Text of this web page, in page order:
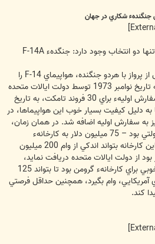
نيكسون به شاه پيشنهاد كرد كه تنها دو انتخاب وجود دارد: جنگدهء F-14A
به تاريخ آگوست 1973، شاه پس از پرواز با هردو جنگنده، هواپيماي F-14 را
برگزيد و فروش اين هواپيماها، به تاريخ نوامبر 1973 توسط دولت ايالات متحده
به ايران، مورد تاييد قرار گرفت. سفارش اوليهء براي 30 فروند تامكت، به تاريخ
اما به دليل كيفيت بسيار خوب اين هواپيماها، در
فروند ديگر نيز به سفارش اوليه اضافه شد. در همان زمان،
بانك ملي ايران – كه يك بانك دولتي بود – 75 ميليون دلار به كارخانهء
هواپيماسازي گرومن، وام داد تا اين كارخانه بتواند اندكي از وام 200 ميليون
از دولت ايالات متحده دريافت نمايد،
جبران نمايد. اين وام، پشتوانهء خوبي براي كارخانهء گرومن بود تا بتواند 125
آمريكايي، وام بگيرد، همچنين حداقل فرصتي